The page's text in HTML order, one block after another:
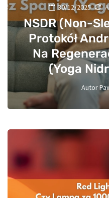
30/12/2025
NSDR (Non-
Protokół
Na
(Yoga
Autor